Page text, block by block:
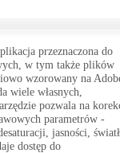
przeznaczona do
w tym także plików
wzorowany na
wiele własnych,
pozwala na
parametrów -
jasności,
dostęp do